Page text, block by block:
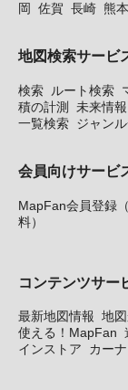
岡
佐賀 長崎 熊本
地図検索サービ
検索 ルート検索
積の計測
未来情
一覧検索 ジャン
会員向けサービ
MapFan会員登録（
料）
コンテンツサー
最新地図情報 地
使える！MapFan
インストア
カー